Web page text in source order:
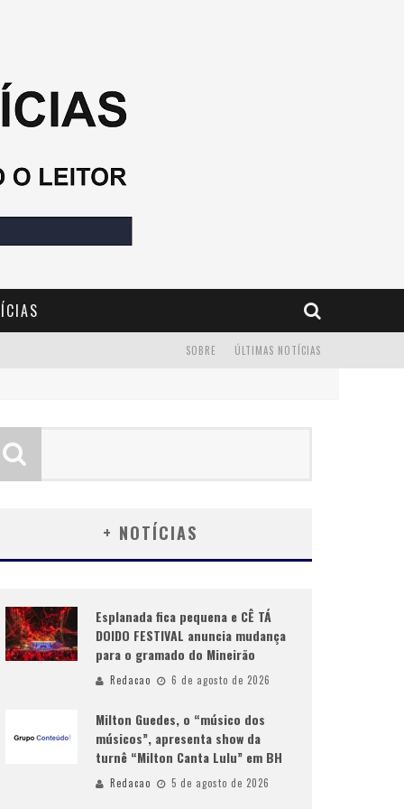
ÚLTIMAS NOTÍCIAS
SOBRE
+ NOTÍCIAS
Esplanada fica pequena e CÊ TÁ
DOIDO FESTIVAL anuncia mudança
para o gramado do Mineirão
Redacao 6 de agosto de 2026
Milton Guedes, o “músico dos
músicos”, apresenta show da
turnê “Milton Canta Lulu” em BH
Redacao 5 de agosto de 2026